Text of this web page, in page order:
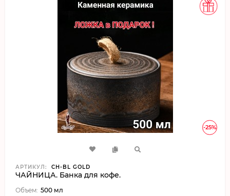
-25%
АРТИКУЛ: CH-BL GOLD
ЧАЙНИЦА. Банка для кофе.
Объем: 500 мл